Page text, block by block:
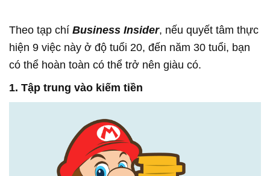
Theo tạp chí Business Insider, nếu quyết tâm thực
hiện 9 việc này ở độ tuổi 20, đến năm 30 tuổi, bạn
có thể hoàn toàn có thể trở nên giàu có.
1. Tập trung vào kiếm tiền